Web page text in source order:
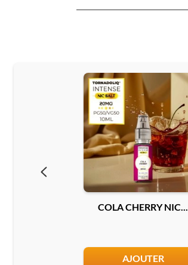
COLA CHERRY NIC...
AJOUTER